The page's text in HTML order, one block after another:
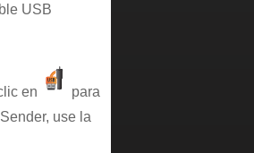
USB
en
para
use la